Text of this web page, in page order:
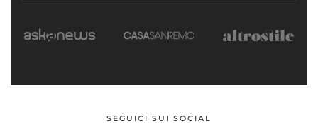
SEGUICI SUI SOCIAL